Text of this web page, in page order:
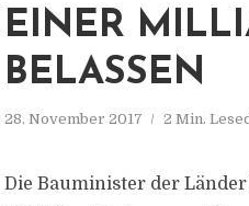
EINER
BELASSEN
28. November 2017 2 Min.
Die Bauminister der